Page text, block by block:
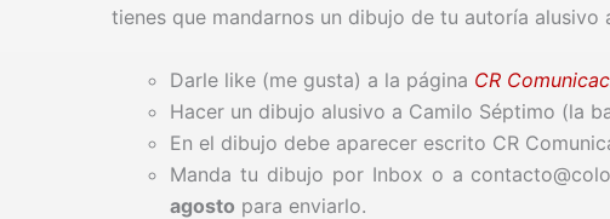
tienes que mandarnos un dibujo de tu autoría alusivo
Darle like (me gusta) a la página CR
Hacer un dibujo alusivo a Camilo Séptimo (la
En el dibujo debe aparecer escrito CR
Manda tu dibujo por Inbox o a
agosto para enviarlo.